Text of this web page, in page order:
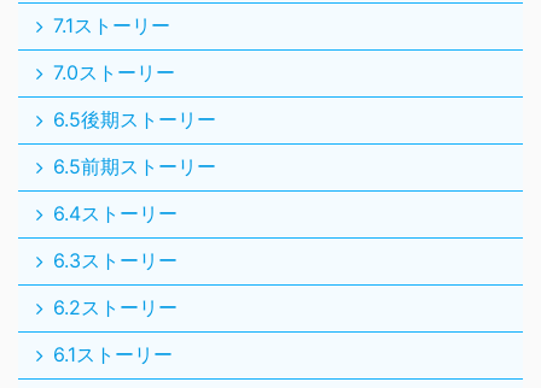
7.1ストーリー
7.0ストーリー
6.5後期ストーリー
6.5前期ストーリー
6.4ストーリー
6.3ストーリー
6.2ストーリー
6.1ストーリー